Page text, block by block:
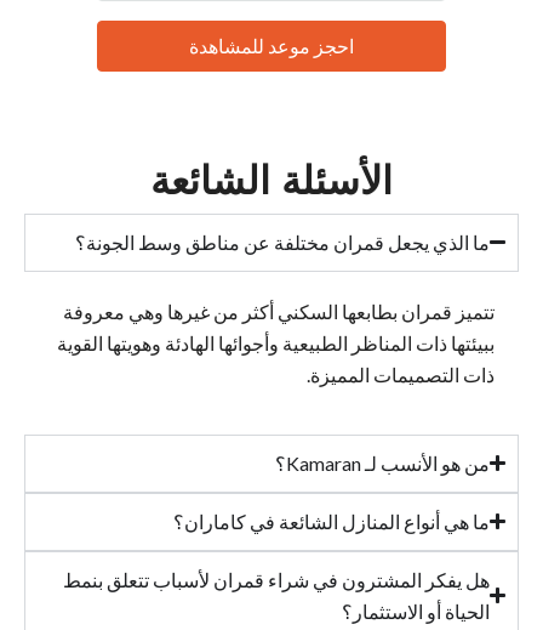
احجز موعد للمشاهدة
الأسئلة الشائعة
ما الذي يجعل قمران مختلفة عن مناطق وسط الجونة؟
تتميز قمران بطابعها السكني أكثر من غيرها وهي معروفة
ببيئتها ذات المناظر الطبيعية وأجوائها الهادئة وهويتها القوية
ذات التصميمات المميزة.
من هو الأنسب لـ Kamaran؟
ما هي أنواع المنازل الشائعة في كاماران؟
هل يفكر المشترون في شراء قمران لأسباب تتعلق بنمط
الحياة أو الاستثمار؟